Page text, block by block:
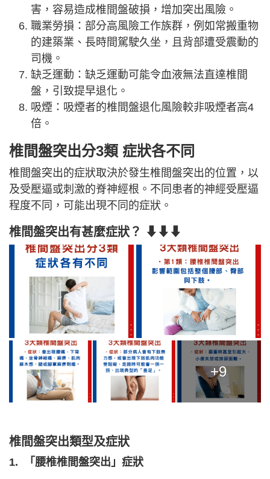
害，容易造成椎間盤破損，增加突出風險。
職業勞損：部分高風險工作族群，例如常搬重物
的建築業、長時間駕駛久坐，且背部遭受震動的
司機。
缺乏運動：缺乏運動可能令血液無法直達椎間
盤，引致提早退化。
吸煙：吸煙者的椎間盤退化風險較非吸煙者高4
倍。
椎間盤突出分3類 症狀各不同
椎間盤突出的症狀取決於發生椎間盤突出的位置，以
及受壓逼或刺激的脊神經根。不同患者的神經受壓逼
程度不同，可能出現不同的症狀。
椎間盤突出有甚麼症狀？ ⬇⬇⬇
+9
椎間盤突出類型及症狀
1. 「腰椎椎間盤突出」症狀